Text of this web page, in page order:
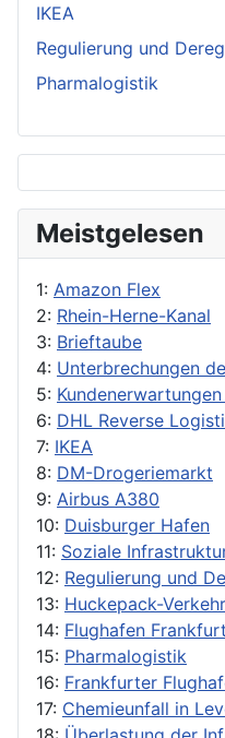
IKEA
Regulierung und
Pharmalogistik
Meistgelesen
1: Amazon Flex
2: Rhein-Herne-Kanal
3: Brieftaube
4: Unterbrechungen
5:
6: DHL Reverse
7: IKEA
8: DM-Drogeriemarkt
9: Airbus A380
10: Duisburger Hafen
11: Soziale
12: Regulierung und
13: Huckepack-Verkehr
14: Flughafen Frankfurt
15: Pharmalogistik
16: Frankfurter
17: Chemieunfall in